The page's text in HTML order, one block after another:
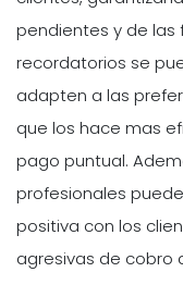
pendientes y de las
recordatorios se
adapten a las
que los hace mas
pago puntual.
profesionales
positiva con los
agresivas de cobro